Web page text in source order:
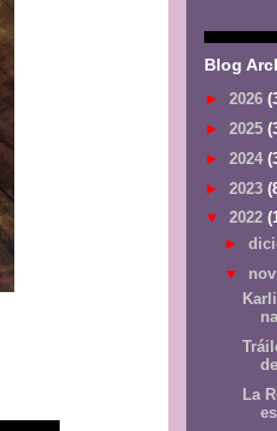
Blog
► 2026
► 2025
► 2024
► 2023
▼ 2022
►
▼
La